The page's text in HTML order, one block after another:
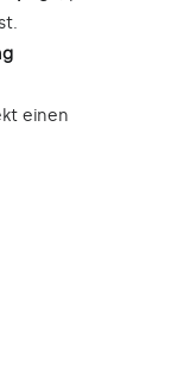
einen